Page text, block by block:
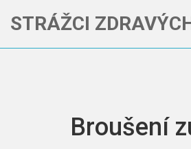
STRÁŽCI
Broušení